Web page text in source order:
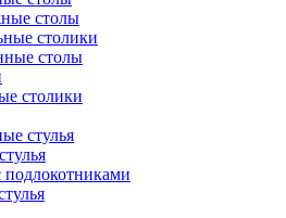
столы
столики
столы
столики
стулья
подлокотниками